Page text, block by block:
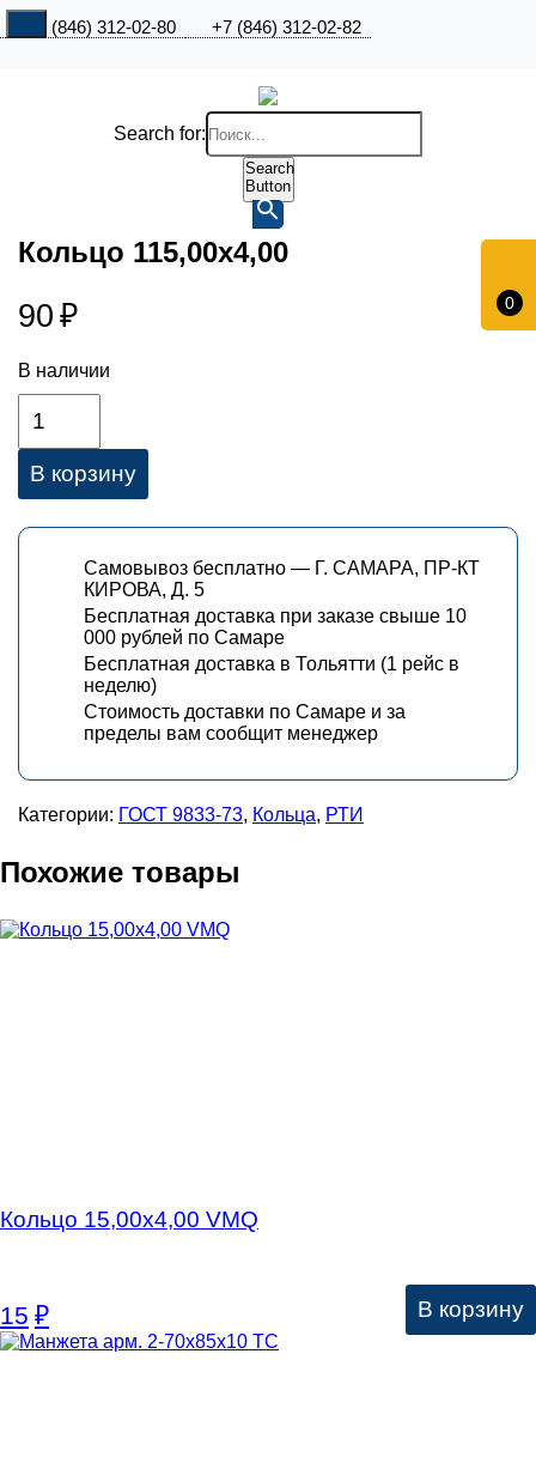
+7 (846) 312-02-80 +7 (846) 312-02-82
0
Search for:
Search
Button
Кольцо 115,00х4,00
90 ₽
В наличии
В корзину
Самовывоз бесплатно — Г. САМАРА, ПР-КТ
КИРОВА, Д. 5
Бесплатная доставка при заказе свыше 10
000 рублей по Самаре
Бесплатная доставка в Тольятти (1 рейс в
неделю)
Стоимость доставки по Самаре и за
пределы вам сообщит менеджер
Категории: ГОСТ 9833-73, Кольца, РТИ
Похожие товары
Кольцо 15,00х4,00 VMQ
15 ₽ В корзину